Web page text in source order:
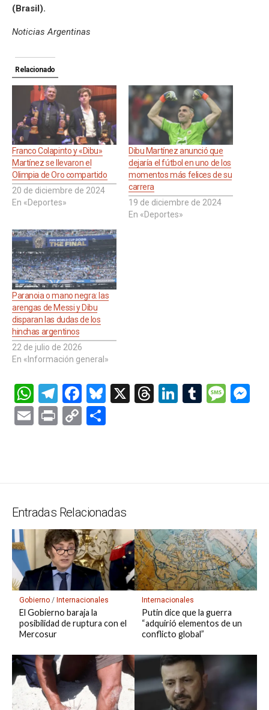
(Brasil).
Noticias Argentinas
Relacionado
Franco Colapinto y «Dibu»
Martínez se llevaron el
Olimpia de Oro compartido
20 de diciembre de 2024
En «Deportes»
Dibu Martínez anunció que
dejaría el fútbol en uno de los
momentos más felices de su
carrera
19 de diciembre de 2024
En «Deportes»
Paranoia o mano negra: las
arengas de Messi y Dibu
disparan las dudas de los
hinchas argentinos
22 de julio de 2026
En «Información general»
W
h
at
p
T
el
e
F
a
ce
k
Bl X
T
Li
T
M
E
Pr C
k
tir
Entradas Relacionadas
Gobierno/ Internacionales
El Gobierno baraja la
posibilidad de ruptura con el
Mercosur
Internacionales
Putin dice que la guerra
“adquirió elementos de un
conflicto global”